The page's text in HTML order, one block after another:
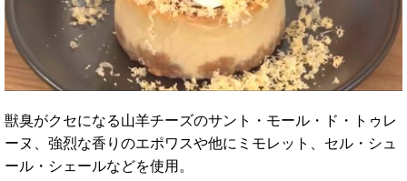
獣臭がクセになる山羊チーズのサント・モール・ド・トゥレ
ーヌ、強烈な香りのエポワスや他にミモレット、セル・シュ
ール・シェールなどを使用。